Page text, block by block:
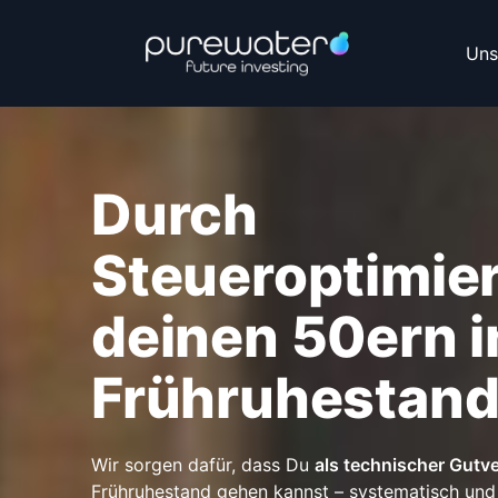
Durch
deinen 50ern
Wir sorgen dafür, dass Du als technischer
Frühruhestand gehen kannst – systematisch